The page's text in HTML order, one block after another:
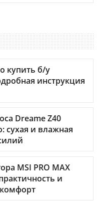
купить б/у
инструкция
Dreame Z40
сухая и влажная
MSI PRO MAX
и